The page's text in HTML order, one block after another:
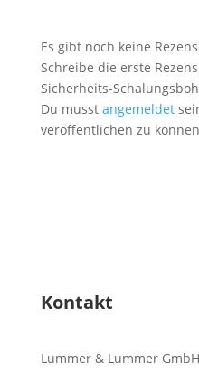
Es gibt noch keine
Schreibe die erste
Sicherheits-
Du musst angemeldet
veröffentlichen zu
Kontakt
Lummer & Lummer GmbH